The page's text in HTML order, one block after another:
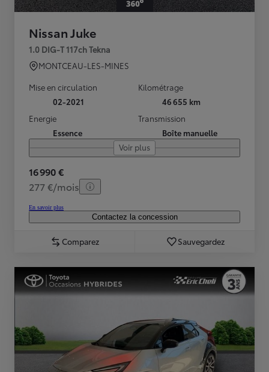
Nissan Juke
1.0 DIG-T 117ch Tekna
MONTCEAU-LES-MINES
Mise en circulation
02-2021
Kilométrage
46 655 km
Energie
Essence
Transmission
Boîte manuelle
Voir plus
16 990 €
277 €/mois
En savoir plus
Contactez la concession
Comparez Sauvegardez